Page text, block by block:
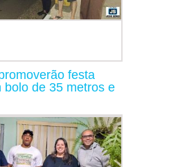
festa
bolo de 35 metros e